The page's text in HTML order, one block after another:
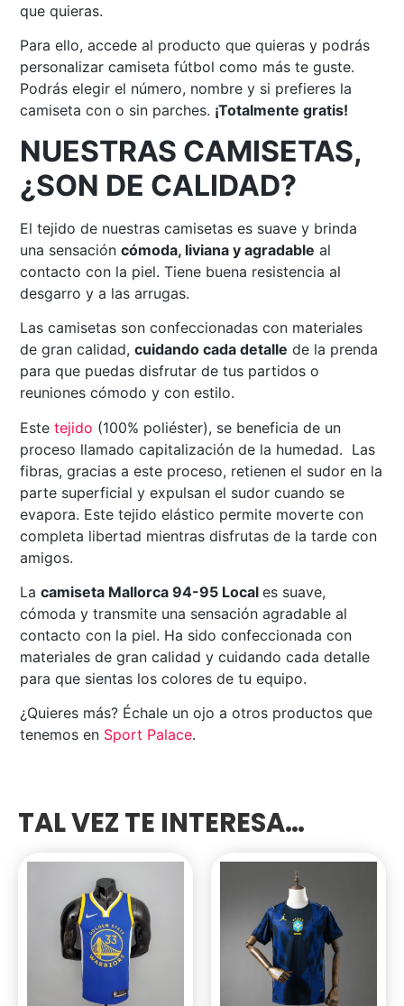
que quieras.
Para ello, accede al producto que quieras y podrás
personalizar camiseta fútbol como más te guste.
Podrás elegir el número, nombre y si prefieres la
camiseta con o sin parches. ¡Totalmente gratis!
NUESTRAS CAMISETAS,
¿SON DE CALIDAD?
El tejido de nuestras camisetas es suave y brinda
una sensacióncómoda, liviana y agradable al
contacto con la piel. Tiene buena resistencia al
desgarro y a las arrugas.
Las camisetas son confeccionadas con materiales
de gran calidad,cuidando cada detalle de la prenda
para que puedas disfrutar de tus partidos o
reuniones cómodo y con estilo.
Estetejido (100% poliéster), se beneficia de un
proceso llamado capitalización de la humedad. Las
fibras, gracias a este proceso, retienen el sudor en la
parte superficial y expulsan el sudor cuando se
evapora. Este tejido elástico permite moverte con
completa libertad mientras disfrutas de la tarde con
amigos.
Lacamiseta Mallorca 94-95 Local es suave,
cómoda y transmite una sensación agradable al
contacto con la piel. Ha sido confeccionada con
materiales de gran calidad y cuidando cada detalle
para que sientas los colores de tu equipo.
¿Quieres más? Échale un ojo a otros productos que
tenemos en Sport Palace.
TAL VEZ TE INTERESA…